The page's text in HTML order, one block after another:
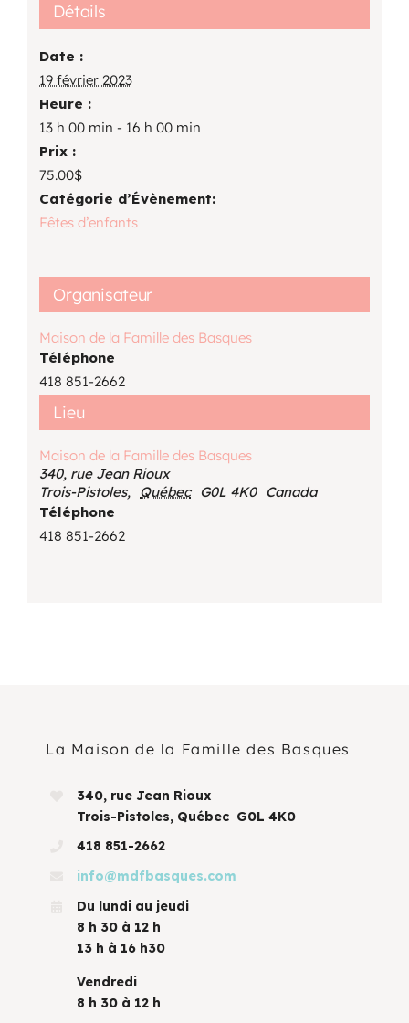
Détails
Date :
19 février 2023
Heure :
13 h 00 min - 16 h 00 min
Prix :
75.00$
Catégorie d’Évènement:
Fêtes d’enfants
Lieu
Maison de la Famille des Basques
340, rue Jean Rioux
Trois-Pistoles, Québec G0L 4K0 Canada
Téléphone
418 851-2662
Organisateur
Maison de la Famille des Basques
Téléphone
418 851-2662
La Maison de la Famille des Basques
340, rue Jean Rioux
Trois-Pistoles, Québec G0L 4K0
418 851-2662
info@mdfbasques.com
Du lundi au jeudi
8 h 30 à 12 h
13 h à 16 h30
Vendredi
8 h 30 à 12 h